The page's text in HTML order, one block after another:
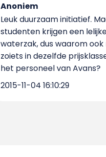
Anoniem
Leuk duurzaam initiatief.
studenten krijgen een
waterzak, dus waarom ook
zoiets in dezelfde
het personeel van Avans?
2015-11-04 16:10:29